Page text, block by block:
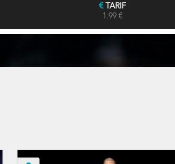
TARIF
1.99 €